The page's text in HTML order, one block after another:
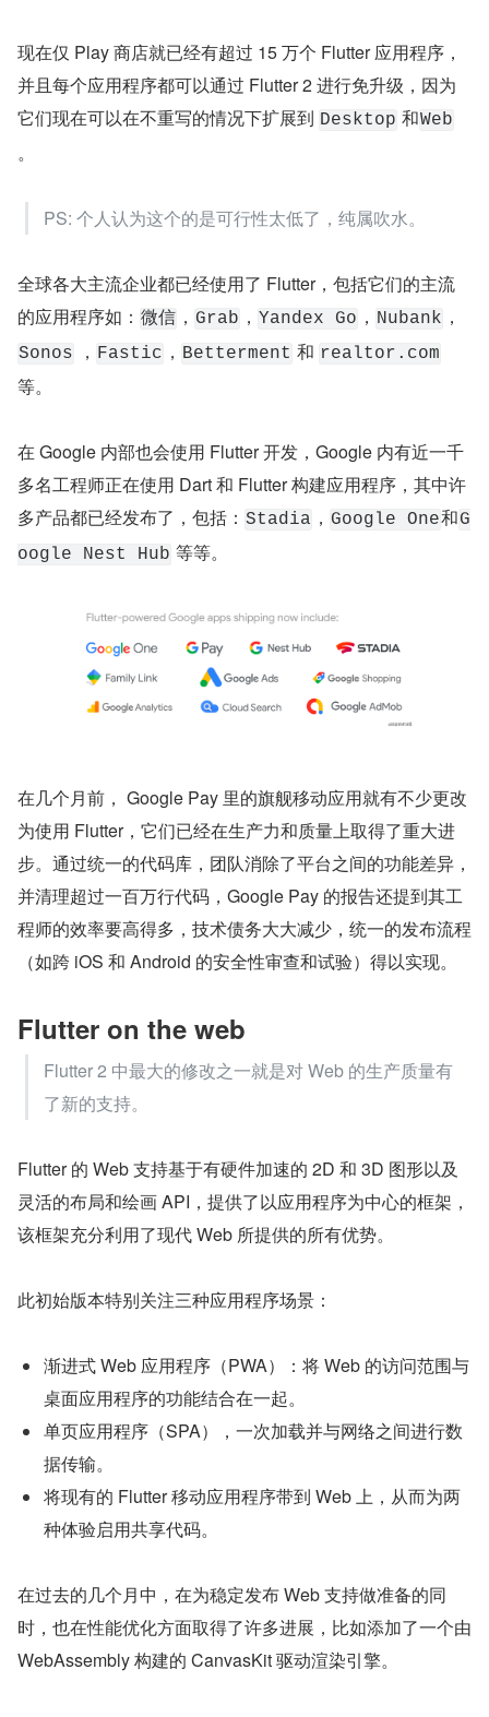
现在仅 Play 商店就已经有超过 15 万个 Flutter 应用程序，
并且每个应用程序都可以通过 Flutter 2 进行免升级，因为
它们现在可以在不重写的情况下扩展到 Desktop 和Web
。
PS: 个人认为这个的是可行性太低了，纯属吹水。
全球各大主流企业都已经使用了 Flutter，包括它们的主流
的应用程序如： 微信 ， Grab ， Yandex Go ， Nubank ，
Sonos ， Fastic ， Betterment 和 realtor.com
等。
在 Google 内部也会使用 Flutter 开发，Google 内有近一千
多名工程师正在使用 Dart 和 Flutter 构建应用程序，其中许
多产品都已经发布了，包括： Stadia ， Google One和G
oogle Nest Hub 等等。
在几个月前， Google Pay 里的旗舰移动应用就有不少更改
为使用 Flutter，它们已经在生产力和质量上取得了重大进
步。通过统一的代码库，团队消除了平台之间的功能差异，
并清理超过一百万行代码，Google Pay 的报告还提到其工
程师的效率要高得多，技术债务大大减少，统一的发布流程
（如跨 iOS 和 Android 的安全性审查和试验）得以实现。
Flutter on the web
Flutter 2 中最大的修改之一就是对 Web 的生产质量有
了新的支持。
Flutter 的 Web 支持基于有硬件加速的 2D 和 3D 图形以及
灵活的布局和绘画 API，提供了以应用程序为中心的框架，
该框架充分利用了现代 Web 所提供的所有优势。
此初始版本特别关注三种应用程序场景：
渐进式 Web 应用程序（PWA）：将 Web 的访问范围与
桌面应用程序的功能结合在一起。
单页应用程序（SPA），一次加载并与网络之间进行数
据传输。
将现有的 Flutter 移动应用程序带到 Web 上，从而为两
种体验启用共享代码。
在过去的几个月中，在为稳定发布 Web 支持做准备的同
时，也在性能优化方面取得了许多进展，比如添加了一个由
WebAssembly 构建的 CanvasKit 驱动渲染引擎。